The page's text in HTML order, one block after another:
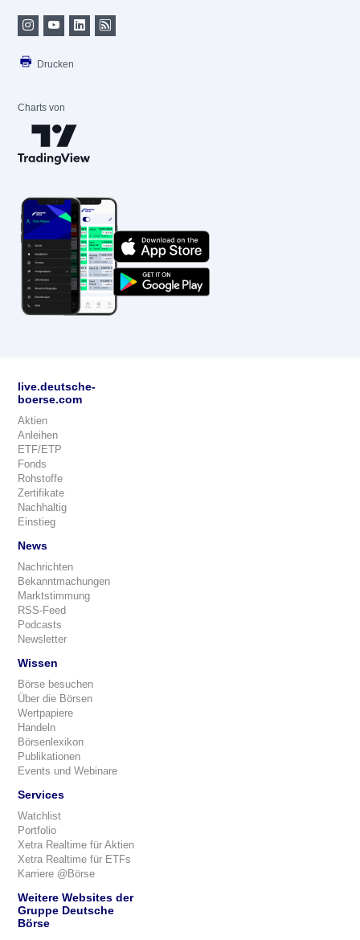
Drucken
Charts von
live.deutsche-
boerse.com
Aktien
Anleihen
ETF/ETP
Fonds
Rohstoffe
Zertifikate
Nachhaltig
Einstieg
News
Nachrichten
Bekanntmachungen
Marktstimmung
RSS-Feed
Podcasts
Newsletter
Wissen
Börse besuchen
Über die Börsen
Wertpapiere
Handeln
Börsenlexikon
Publikationen
Events und Webinare
Services
Watchlist
Portfolio
Xetra Realtime für Aktien
Xetra Realtime für ETFs
Karriere @Börse
Weitere Websites der
Gruppe Deutsche
Börse